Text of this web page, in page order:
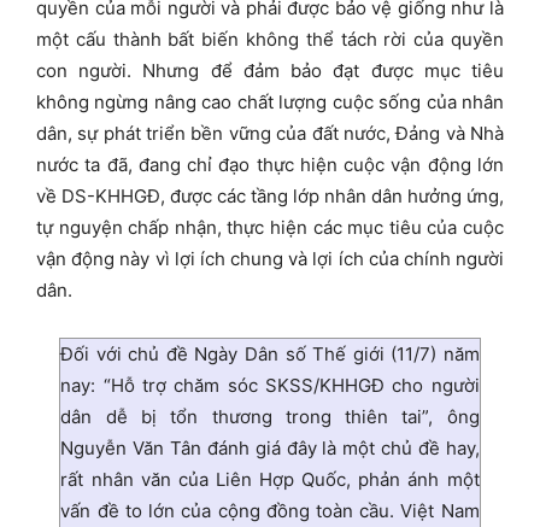
quyền của mỗi người và phải được bảo vệ giống như là
một cấu thành bất biến không thể tách rời của quyền
con người. Nhưng để đảm bảo đạt được mục tiêu
không ngừng nâng cao chất lượng cuộc sống của nhân
dân, sự phát triển bền vững của đất nước, Đảng và Nhà
nước ta đã, đang chỉ đạo thực hiện cuộc vận động lớn
về DS-KHHGĐ, được các tầng lớp nhân dân hưởng ứng,
tự nguyện chấp nhận, thực hiện các mục tiêu của cuộc
vận động này vì lợi ích chung và lợi ích của chính người
dân.
Đối với chủ đề Ngày Dân số Thế giới (11/7) năm
nay: “Hỗ trợ chăm sóc SKSS/KHHGĐ cho người
dân dễ bị tổn thương trong thiên tai”, ông
Nguyễn Văn Tân đánh giá đây là một chủ đề hay,
rất nhân văn của Liên Hợp Quốc, phản ánh một
vấn đề to lớn của cộng đồng toàn cầu. Việt Nam